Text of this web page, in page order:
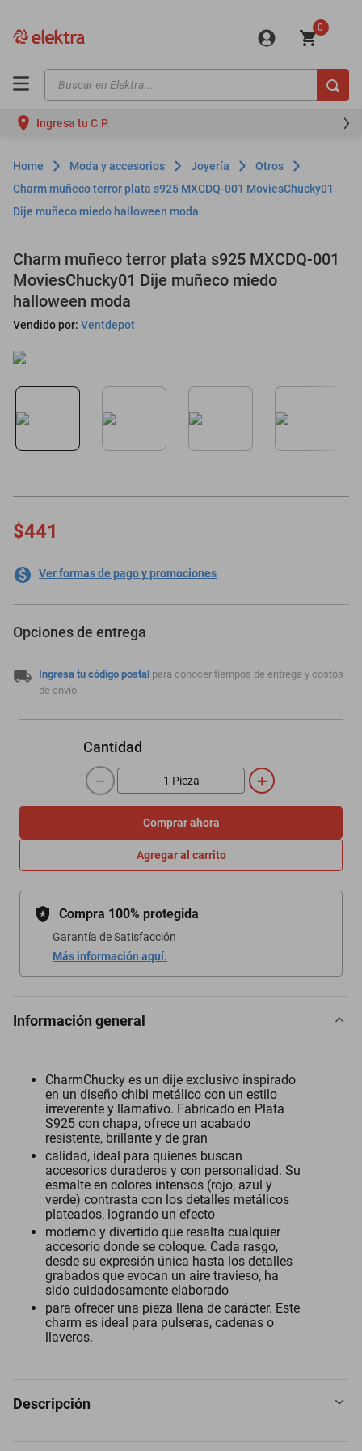
0
Buscar en Elektra...
Ingresa tu C.P.
Moda y accesorios Joyería
Otros
Charm muñeco terror plata s925 MXCDQ-001 MoviesChucky01
Dije muñeco miedo halloween moda
Charm muñeco terror plata s925 MXCDQ-001
MoviesChucky01 Dije muñeco miedo
halloween moda
Vendido por: Ventdepot
$441
Ver formas de pago y promociones
Opciones de entrega
Ingresa tu código postal para conocer tiempos de entrega y costos
de envío
Cantidad
＋
－
Comprar ahora
Agregar al carrito
Compra 100% protegida
Garantía de Satisfacción
Más información aquí.
Información general
CharmChucky es un dije exclusivo inspirado
en un diseño chibi metálico con un estilo
irreverente y llamativo. Fabricado en Plata
S925 con chapa, ofrece un acabado
resistente, brillante y de gran
calidad, ideal para quienes buscan
accesorios duraderos y con personalidad. Su
esmalte en colores intensos (rojo, azul y
verde) contrasta con los detalles metálicos
plateados, logrando un efecto
moderno y divertido que resalta cualquier
accesorio donde se coloque. Cada rasgo,
desde su expresión única hasta los detalles
grabados que evocan un aire travieso, ha
sido cuidadosamente elaborado
para ofrecer una pieza llena de carácter. Este
charm es ideal para pulseras, cadenas o
llaveros.
Descripción
motos
moto
celulares
iphones
lavadoras
colchones
salas
motoneta